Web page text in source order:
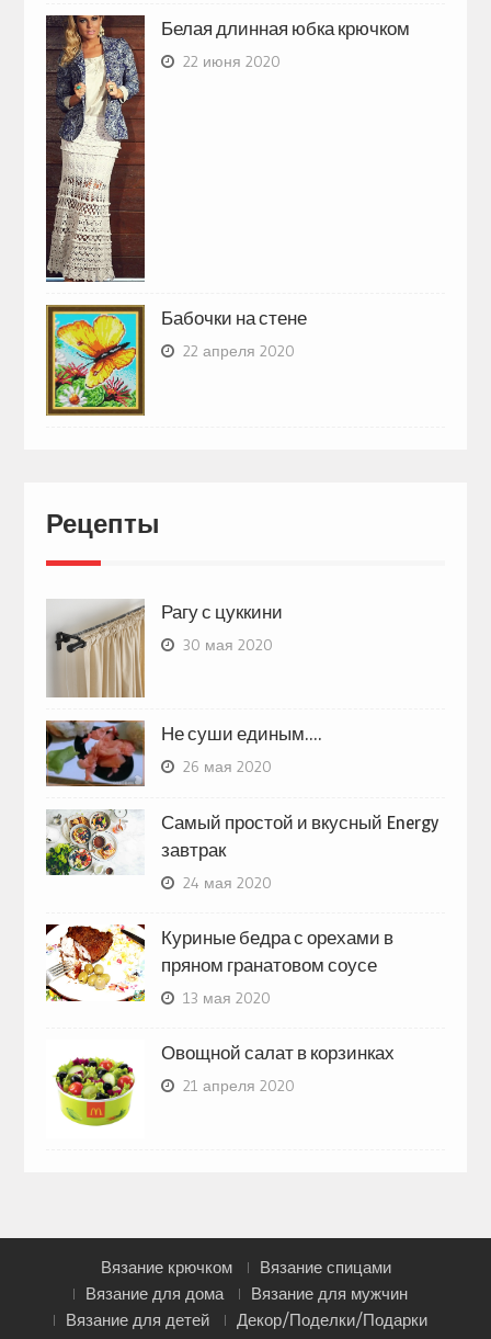
Белая длинная юбка крючком
22 июня 2020
Бабочки на стене
22 апреля 2020
Рецепты
Рагу с цуккини
30 мая 2020
Не суши единым….
26 мая 2020
Самый простой и вкусный Energy
завтрак
24 мая 2020
Куриные бедра с орехами в
пряном гранатовом соусе
13 мая 2020
Овощной салат в корзинках
21 апреля 2020
Вязание крючком
Вязание спицами
Вязание для дома
Вязание для мужчин
Вязание для детей
Декор/Поделки/Подарки